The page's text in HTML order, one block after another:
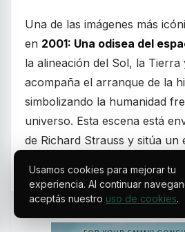
Una de las imágenes más
en 2001: Una odisea del
la alineación del Sol, la Tierra
acompaña el arranque de la
simbolizando la humanidad
universo. Esta escena está
de Richard Strauss y sitúa un
Usamos cookies para mejorar tu
experiencia. Al continuar
aceptás nuestro uso de cookies.